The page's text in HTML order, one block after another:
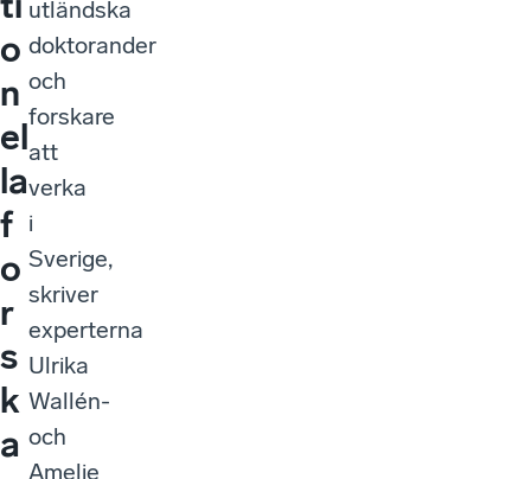
o
n
el
la
f
o
r
s
k
a
utländska
doktorander
och
forskare
att
verka
i
Sverige,
skriver
experterna
Ulrika
Wallén­­­
och
Amelie